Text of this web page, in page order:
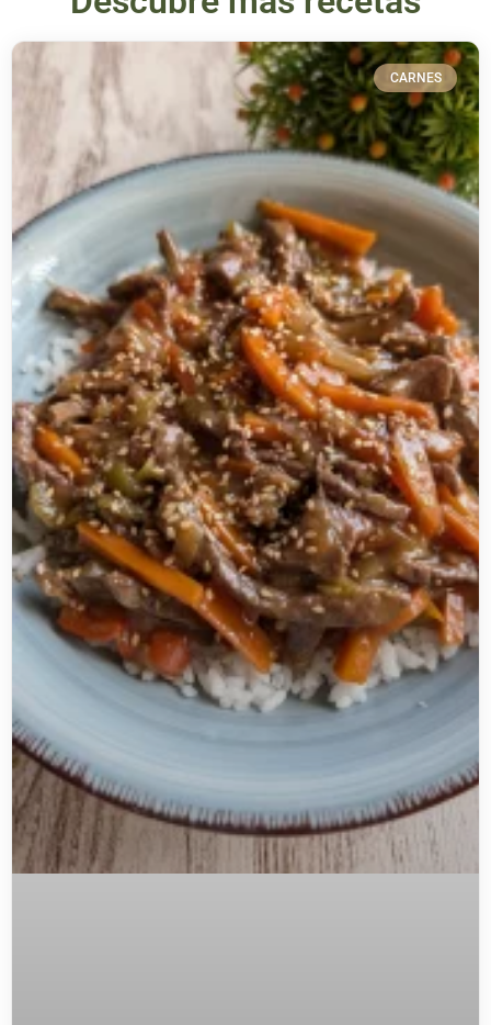
CARNES